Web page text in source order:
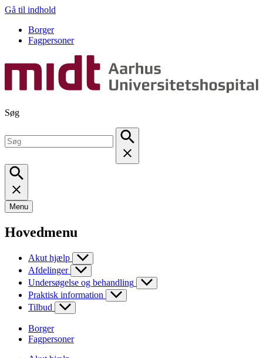
Gå til indhold
Borger
Fagpersoner
Søg
Menu
Hovedmenu
Akut hjælp
Afdelinger
Undersøgelse og behandling
Praktisk information
Tilbud
Borger
Fagpersoner